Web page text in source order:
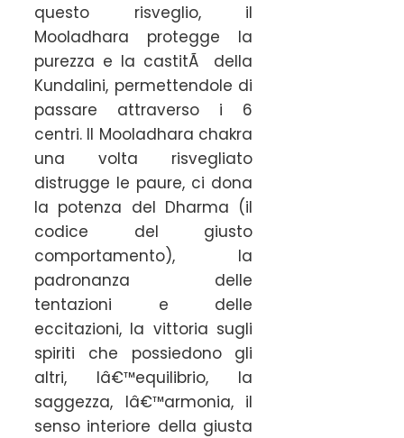
questo risveglio, il
Mooladhara protegge la
purezza e la castitÃ della
Kundalini, permettendole di
passare attraverso i 6
centri. Il Mooladhara chakra
una volta risvegliato
distrugge le paure, ci dona
la potenza del Dharma (il
codice del giusto
comportamento), la
padronanza delle
tentazioni e delle
eccitazioni, la vittoria sugli
spiriti che possiedono gli
altri, lâ€™equilibrio, la
saggezza, lâ€™armonia, il
senso interiore della giusta